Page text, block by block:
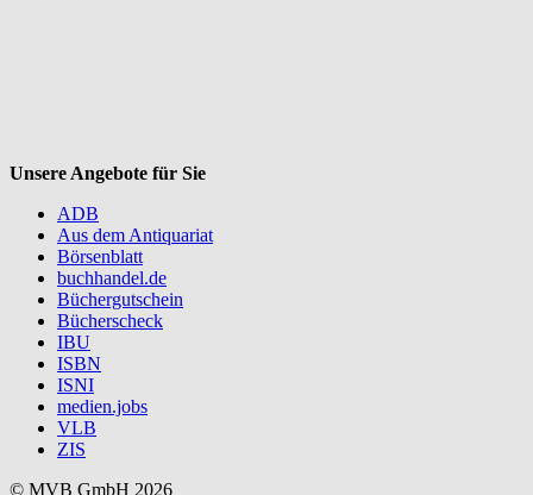
Unsere Angebote für Sie
ADB
Aus dem Antiquariat
Börsenblatt
buchhandel.de
Büchergutschein
Bücherscheck
IBU
ISBN
ISNI
medien.jobs
VLB
ZIS
© MVB GmbH 2026